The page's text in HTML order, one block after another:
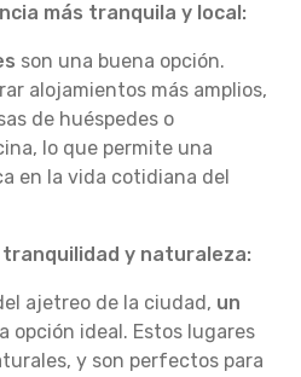
más tranquila y local:
son una buena opción.
alojamientos más amplios,
de huéspedes o
lo que permite una
en la vida cotidiana del
y naturaleza:
ajetreo de la ciudad, un
opción ideal. Estos lugares
y son perfectos para